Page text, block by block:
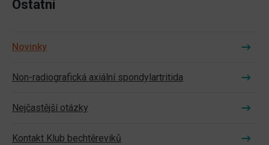
Ostatní
Novinky
Non-radiografická axiální spondylartritida
Nejčastější otázky
Kontakt Klub bechtěreviků